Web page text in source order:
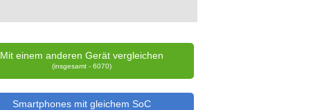
Mit einem anderen Gerät vergleichen
(insgesamt - 6070)
Smartphones mit gleichem SoC